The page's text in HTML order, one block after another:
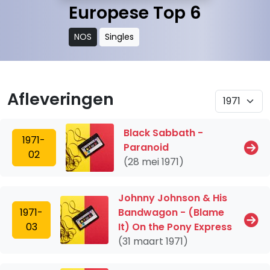
Europese Top 6
NOS Singles
Afleveringen
1971-
02
Black Sabbath -
Paranoid
(28 mei 1971)
1971-
03
Johnny Johnson & His
Bandwagon - (Blame
It) On the Pony Express
(31 maart 1971)